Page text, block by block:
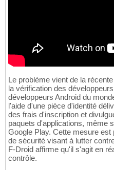
Le problème vient de la
la vérification des
développeurs Android du
l'aide d'une pièce d'identité
des frais d'inscription et
paquets d'applications, même
Google Play. Cette mesure
de sécurité visant à lutter
F-Droid affirme qu'il s'agit en
contrôle.